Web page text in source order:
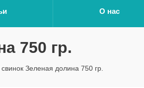
О нас
750 гр.
Зеленая долина 750 гр.